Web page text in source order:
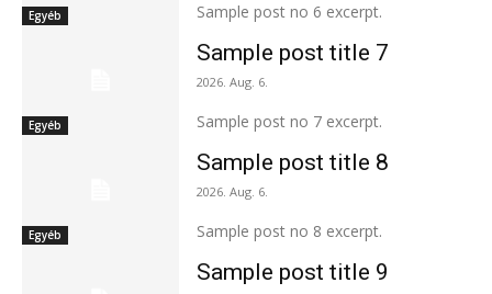
Egyéb Sample post no 6 excerpt.
Egyéb
Sample post title 7
2026. Aug. 6.
Sample post no 7 excerpt.
Egyéb
Sample post title 8
2026. Aug. 6.
Sample post no 8 excerpt.
Sample post title 9